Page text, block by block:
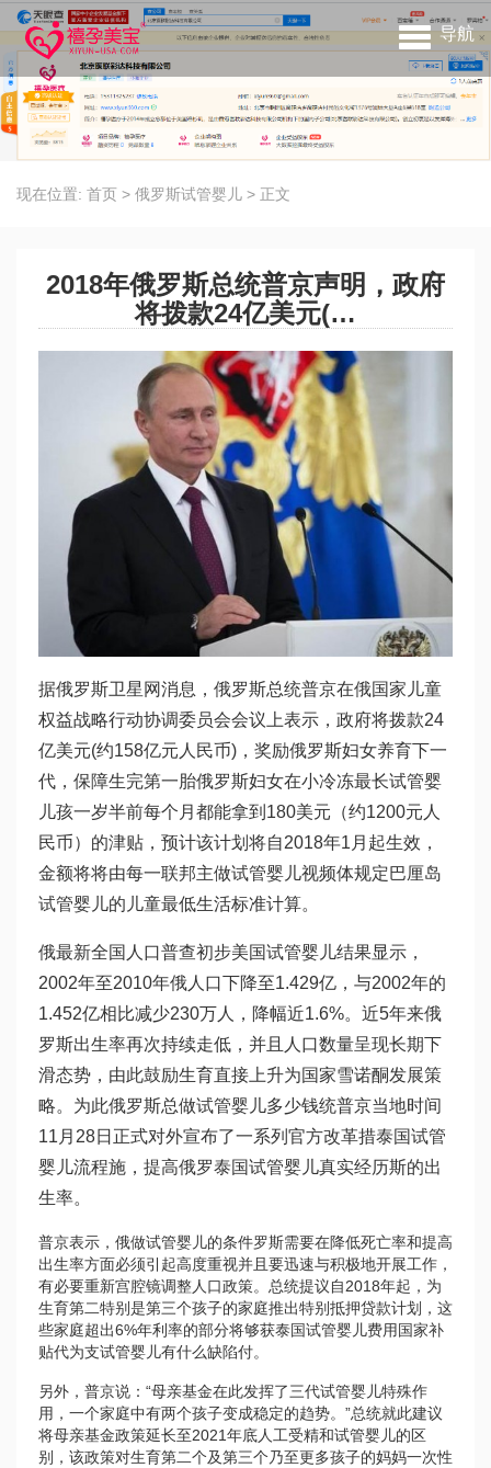
导航
现在位置: 首页 > 俄罗斯试管婴儿 > 正文
2018年俄罗斯总统普京声明，政府
将拨款24亿美元(…
据俄罗斯卫星网消息，俄罗斯总统普京在俄国家儿童
权益战略行动协调委员会会议上表示，政府将拨款24
亿美元(约158亿元人民币)，奖励俄罗斯妇女养育下一
代，保障生完第一胎俄罗斯妇女在小冷冻最长试管婴
儿孩一岁半前每个月都能拿到180美元（约1200元人
民币）的津贴，预计该计划将自2018年1月起生效，
金额将将由每一联邦主做试管婴儿视频体规定巴厘岛
试管婴儿的儿童最低生活标准计算。
俄最新全国人口普查初步美国试管婴儿结果显示，
2002年至2010年俄人口下降至1.429亿，与2002年的
1.452亿相比减少230万人，降幅近1.6%。近5年来俄
罗斯出生率再次持续走低，并且人口数量呈现长期下
滑态势，由此鼓励生育直接上升为国家雪诺酮发展策
略。为此俄罗斯总做试管婴儿多少钱统普京当地时间
11月28日正式对外宣布了一系列官方改革措泰国试管
婴儿流程施，提高俄罗泰国试管婴儿真实经历斯的出
生率。
普京表示，俄做试管婴儿的条件罗斯需要在降低死亡率和提高
出生率方面必须引起高度重视并且要迅速与积极地开展工作，
有必要重新宫腔镜调整人口政策。总统提议自2018年起，为
生育第二特别是第三个孩子的家庭推出特别抵押贷款计划，这
些家庭超出6%年利率的部分将够获泰国试管婴儿费用 国家补
贴代为支试管婴儿有什么缺陷付。
另外，普京说：“母亲基金在此发挥了三代试管婴儿特殊作
用，一个家庭中有两个孩子变成稳定的趋势。”总统就此建议
将母亲基金政策延长至2021年底人工受精和试管婴儿的区
别 ，该政策对生育第二个及第三个乃至更多孩子的妈妈一次性